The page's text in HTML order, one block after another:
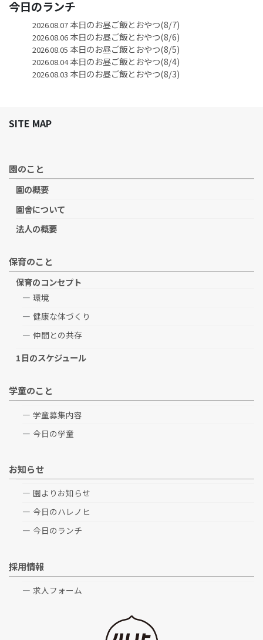
今日のランチ
2026.08.07本日のお昼ご飯とおやつ(8/7)
2026.08.06本日のお昼ご飯とおやつ(8/6)
2026.08.05 本日のお昼ご飯とおやつ(8/5)
2026.08.04本日のお昼ご飯とおやつ(8/4)
2026.08.03 本日のお昼ご飯とおやつ(8/3)
SITE MAP
園のこと
園の概要
園舎について
法人の概要
保育のこと
保育のコンセプト
環境
健康な体づくり
仲間との共存
1日のスケジュール
学童のこと
学童募集内容
今日の学童
お知らせ
園よりお知らせ
今日のハレノヒ
今日のランチ
採用情報
求人フォーム